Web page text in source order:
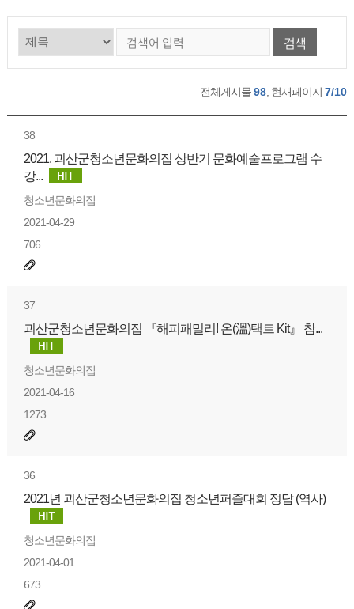
검색
전체게시물98 , 현재페이지7/10
38
2021. 괴산군청소년문화의집 상반기 문화예술프로그램 수
강...
청소년문화의집
2021-04-29
706
37
괴산군청소년문화의집 『해피패밀리! 온(溫)택트 Kit』 참...
청소년문화의집
2021-04-16
1273
36
2021년 괴산군청소년문화의집 청소년퍼즐대회 정답 (역사)
청소년문화의집
2021-04-01
673